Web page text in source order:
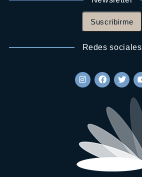
Suscribirme
Redes sociales